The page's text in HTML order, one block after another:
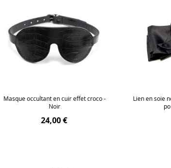
Masque occultant en cuir effet croco -
Noir
24,00 €
Lien en soie